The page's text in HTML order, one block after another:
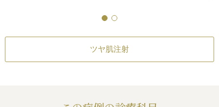
滑らかな肌にしたい
（3）お肌のキメ・艶を改善したい
（4）目の周りの小ジワを改善した
ツヤ肌注射